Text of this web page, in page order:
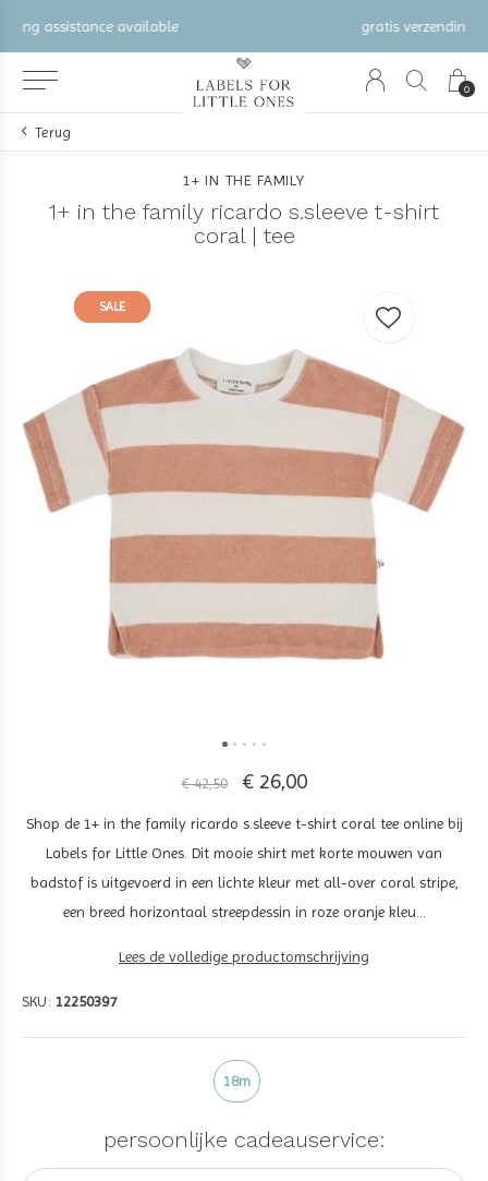
0
gratis verzending vanaf €100 (NL/BE/DE)
Terug
1+ IN THE FAMILY
1+ in the family ricardo s.sleeve t-shirt
coral | tee
SALE
SALE
€ 42,50 € 26,00
Shop de 1+ in the family ricardo s.sleeve t-shirt coral tee online bij
Labels for Little Ones. Dit mooie shirt met korte mouwen van
badstof is uitgevoerd in een lichte kleur met all-over coral stripe,
een breed horizontaal streepdessin in roze oranje kleu...
Lees de volledige productomschrijving
SKU: 12250397
18m
persoonlijke cadeauservice: